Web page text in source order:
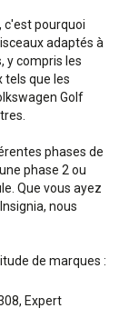
c'est pourquoi
adaptés à
y compris les
tels que les
Golf
phases de
phase 2 ou
Que vous ayez
nous
de marques :
Expert